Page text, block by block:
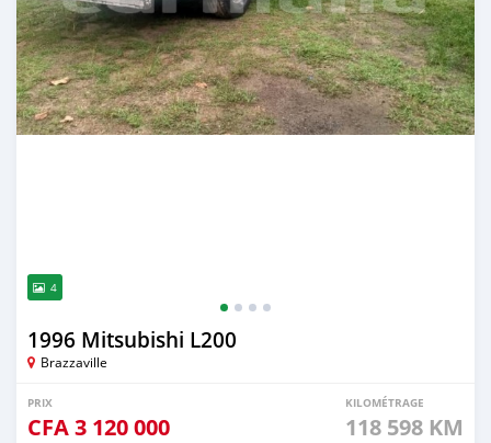
4
1996 Mitsubishi L200
Brazzaville
PRIX
CFA3 120 000
KILOMÉTRAGE
118 598 KM